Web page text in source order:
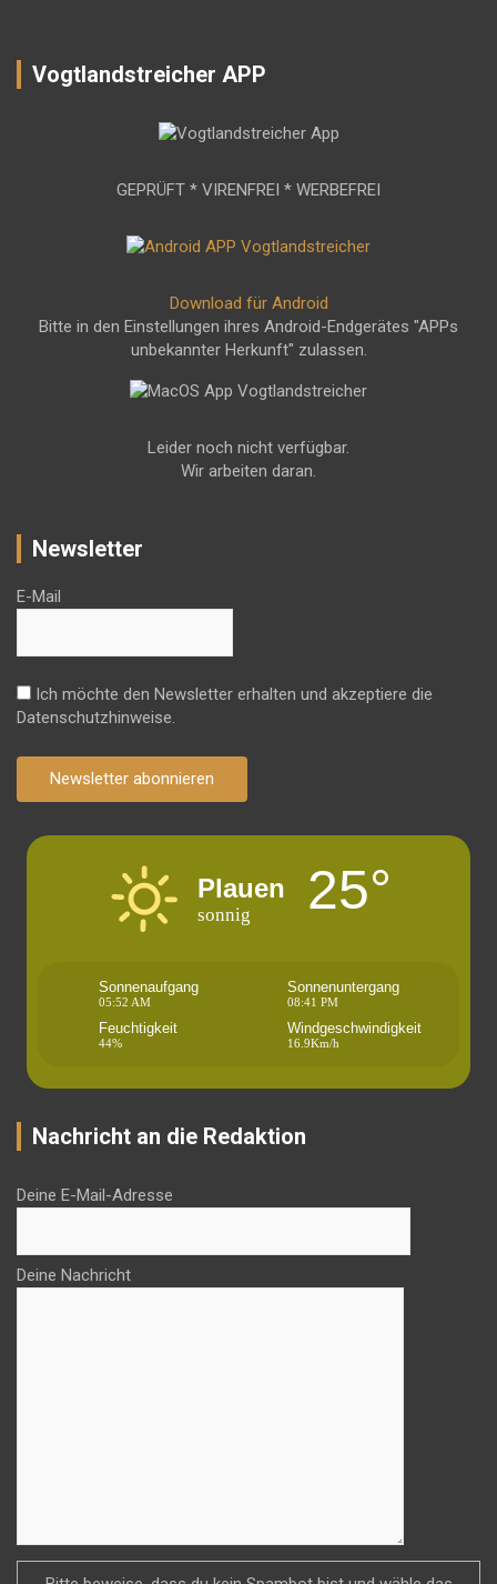
Vogtlandstreicher APP
GEPRÜFT * VIRENFREI * WERBEFREI
Download für Android
Bitte in den Einstellungen ihres Android-Endgerätes "APPs
unbekannter Herkunft" zulassen.
Leider noch nicht verfügbar.
Wir arbeiten daran.
Newsletter
E-Mail
Ich möchte den Newsletter erhalten und akzeptiere die
Datenschutzhinweise.
Newsletter abonnieren
Plauen
sonnig 25°
Sonnenaufgang
05:52 AM
Sonnenuntergang
08:41 PM
Feuchtigkeit
44%
Windgeschwindigkeit
16.9Km/h
Nachricht an die Redaktion
Deine E-Mail-Adresse
Deine Nachricht